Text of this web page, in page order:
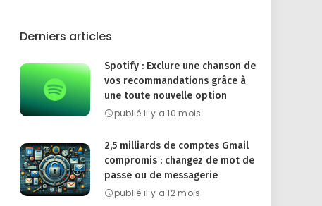
Derniers articles
Spotify : Exclure une chanson de
vos recommandations grâce à
une toute nouvelle option
publié il y a 10 mois
2,5 milliards de comptes Gmail
compromis : changez de mot de
passe ou de messagerie
publié il y a 12 mois